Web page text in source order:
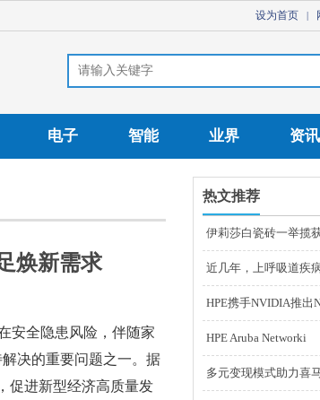
设为首页 |
电子 智能 业界 资讯
焕新需求
安全隐患风险，伴随家
决的重要问题之一。据
促进新型经济高质量发
热文推荐
伊莉莎白瓷砖一举揽
近几年，上呼吸道疾
HPE携手NVIDIA推出
HPE Aruba Networki
多元变现模式助力喜